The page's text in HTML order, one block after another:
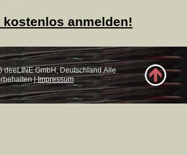
kostenlos anmelden!
GmbH, Deutschland.Alle
|Impressum